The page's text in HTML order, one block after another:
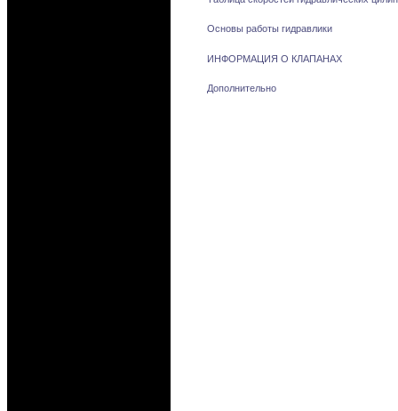
Основы работы гидравлики
ИНФОРМАЦИЯ О КЛАПАНАХ
Дополнительно